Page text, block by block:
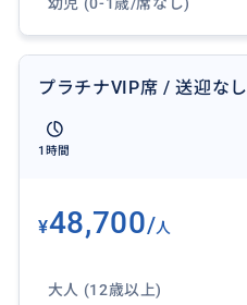
プラチナVIP席 / 送迎なし
1時間
¥48,700/人
大人 (12歳以上)